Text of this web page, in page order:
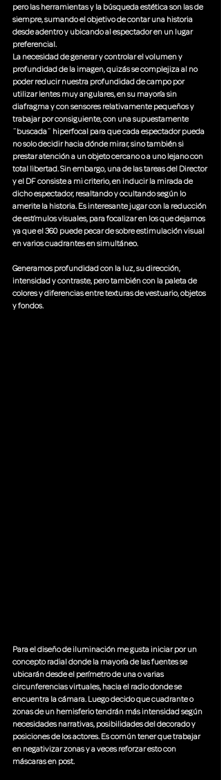
pero las herramientas y la búsqueda estética son las de
siempre, sumando el objetivo de contar una historia
desde adentro y ubicando al espectador en un lugar
preferencial.
La necesidad de generar y controlar el volumen y
profundidad de la imagen, quizás se complejiza al no
poder reducir nuestra profundidad de campo por
utilizar lentes muy angulares, en su mayoría sin
diafragma y con sensores relativamente pequeños y
trabajar por consiguiente, con una supuestamente
¨buscada¨ hiperfocal para que cada espectador pueda
no solo decidir hacia dónde mirar, sino también si
prestar atención a un objeto cercano o a uno lejano con
total libertad. Sin embargo, una de las tareas del Director
y el DF consiste a mi criterio, en inducir la mirada de
dicho espectador, resaltando y ocultando según lo
amerite la historia. Es interesante jugar con la reducción
de estímulos visuales, para focalizar en los que dejamos
ya que el 360 puede pecar de sobre estimulación visual
en varios cuadrantes en simultáneo.
Generamos profundidad con la luz, su dirección,
intensidad y contraste, pero también con la paleta de
colores y diferencias entre texturas de vestuario, objetos
y fondos.
Para el diseño de iluminación me gusta iniciar por un
concepto radial donde la mayoría de las fuentes se
ubicarán desde el perímetro de una o varias
circunferencias virtuales, hacia el radio donde se
encuentra la cámara. Luego decido que cuadrante o
zonas de un hemisferio tendrán más intensidad según
necesidades narrativas, posibilidades del decorado y
posiciones de los actores. Es común tener que trabajar
en negativizar zonas y a veces reforzar esto con
máscaras en post.